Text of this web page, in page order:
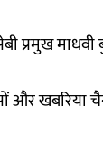
प्रमुख
और खबरिया